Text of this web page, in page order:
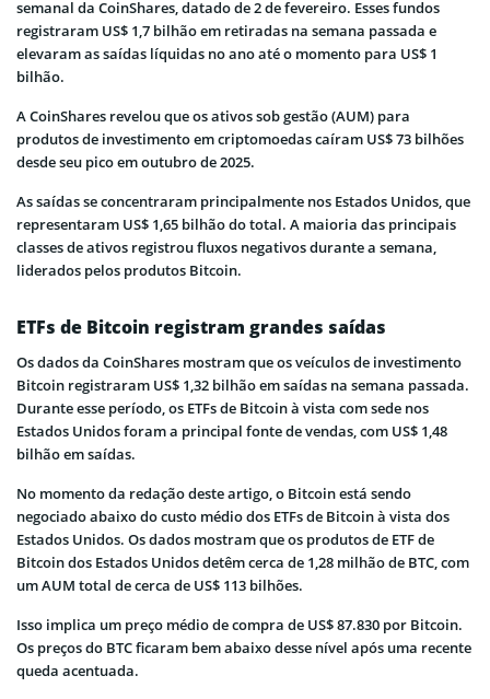
semanal da CoinShares, datado de 2 de fevereiro. Esses fundos
registraram US$ 1,7 bilhão em retiradas na semana passada e
elevaram as saídas líquidas no ano até o momento para US$ 1
bilhão.
A CoinShares revelou que os ativos sob gestão (AUM) para
produtos de investimento em criptomoedas caíram US$ 73 bilhões
desde seu pico em outubro de 2025.
As saídas se concentraram principalmente nos Estados Unidos, que
representaram US$ 1,65 bilhão do total. A maioria das principais
classes de ativos registrou fluxos negativos durante a semana,
liderados pelos produtos Bitcoin.
ETFs de Bitcoin registram grandes saídas
Os dados da CoinShares mostram que os veículos de investimento
Bitcoin registraram US$ 1,32 bilhão em saídas na semana passada.
Durante esse período, os ETFs de Bitcoin à vista com sede nos
Estados Unidos foram a principal fonte de vendas, com US$ 1,48
bilhão em saídas.
No momento da redação deste artigo, o Bitcoin está sendo
negociado abaixo do custo médio dos ETFs de Bitcoin à vista dos
Estados Unidos. Os dados mostram que os produtos de ETF de
Bitcoin dos Estados Unidos detêm cerca de 1,28 milhão de BTC, com
um AUM total de cerca de US$ 113 bilhões.
Isso implica um preço médio de compra de US$ 87.830 por Bitcoin.
Os preços do BTC ficaram bem abaixo desse nível após uma recente
queda acentuada.